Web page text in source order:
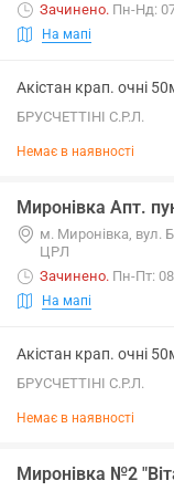
Зачинено. Пн-Нд:
На мапі
Акістан крап. очні
БРУСЧЕТТІНІ С.Р.Л.
Немає в наявності
Миронівка Апт.
м. Миронівка, вул.
ЦРЛ
Зачинено. Пн-Пт:
На мапі
Акістан крап. очні
БРУСЧЕТТІНІ С.Р.Л.
Немає в наявності
Миронівка №2